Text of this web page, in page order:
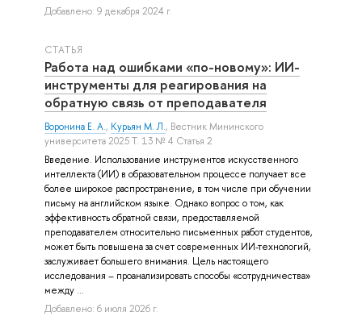
Добавлено: 9 декабря 2024 г.
СТАТЬЯ
Работа над ошибками «по-новому»: ИИ-
инструменты для реагирования на
обратную связь от преподавателя
Воронина Е. А., Курьян М. Л., Вестник Мининского
университета 2025 Т. 13 № 4 Статья 2
Введение. Использование инструментов искусственного
интеллекта (ИИ) в образовательном процессе получает все
более широкое распространение, в том числе при обучении
письму на английском языке. Однако вопрос о том, как
эффективность обратной связи, предоставляемой
преподавателем относительно письменных работ студентов,
может быть повышена за счет современных ИИ-технологий,
заслуживает большего внимания. Цель настоящего
исследования – проанализировать способы «сотрудничества»
между ...
Добавлено: 6 июля 2026 г.